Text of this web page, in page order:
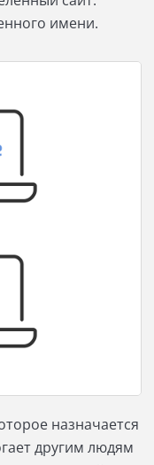
имени.
назначается
другим людям